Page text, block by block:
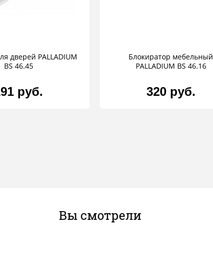
дверей PALLADIUM
BS 46.45
руб.
Блокиратор мебельный
PALLADIUM BS 46.16
320 руб.
Вы смотрели